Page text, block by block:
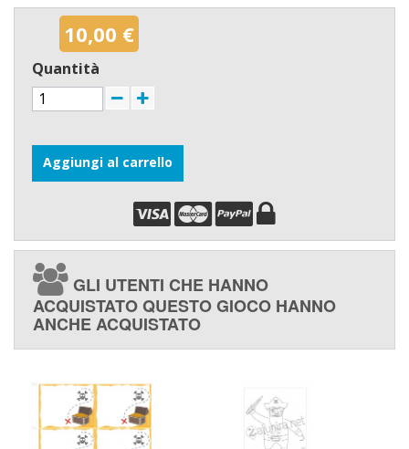
10,00 €
Quantità
Aggiungi al carrello
GLI UTENTI CHE HANNO
ACQUISTATO QUESTO GIOCO HANNO
ANCHE ACQUISTATO